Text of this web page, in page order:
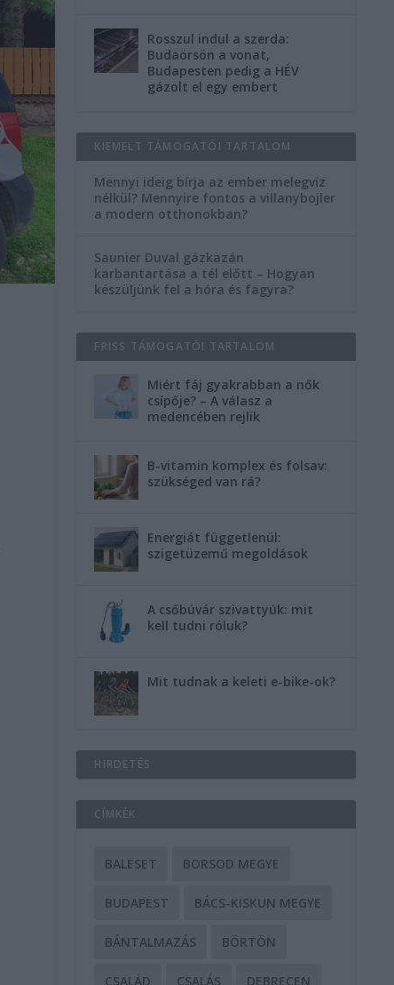
Rosszul indul a szerda:
Budaörsön a vonat,
Budapesten pedig a HÉV
gázolt el egy embert
KIEMELT TÁMOGATÓI TARTALOM
Mennyi ideig bírja az ember melegvíz
nélkül? Mennyire fontos a villanybojler
a modern otthonokban?
Saunier Duval gázkazán
karbantartása a tél előtt – Hogyan
készüljünk fel a hóra és fagyra?
FRISS TÁMOGATÓI TARTALOM
Miért fáj gyakrabban a nők
csípője? – A válasz a
medencében rejlik
B-vitamin komplex és folsav:
szükséged van rá?
Energiát függetlenül:
szigetüzemű megoldások
A csőbúvár szivattyúk: mit
kell tudni róluk?
Mit tudnak a keleti e-bike-ok?
HIRDETÉS
CÍMKÉK
BALESET BORSOD MEGYE
BUDAPEST BÁCS-KISKUN MEGYE
BÁNTALMAZÁS BÖRTÖN
CSALÁD CSALÁS DEBRECEN